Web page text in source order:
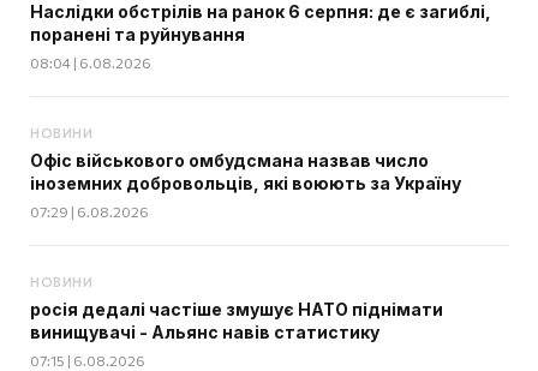
Наслідки обстрілів на ранок 6 серпня: де є загиблі,
поранені та руйнування
08:04 | 6.08.2026
НОВИНИ
Офіс військового омбудсмана назвав число
іноземних добровольців, які воюють за Україну
07:29 | 6.08.2026
НОВИНИ
росія дедалі частіше змушує НАТО піднімати
винищувачі - Альянс навів статистику
07:15 | 6.08.2026